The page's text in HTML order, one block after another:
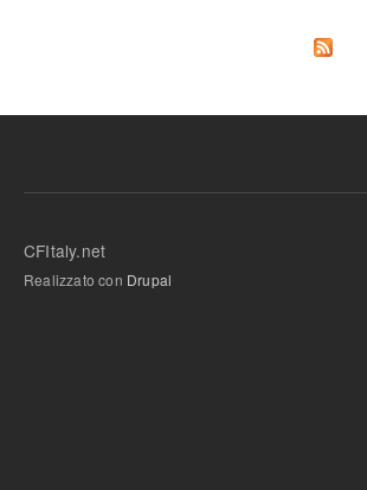
CFItaly.net
Realizzato con Drupal